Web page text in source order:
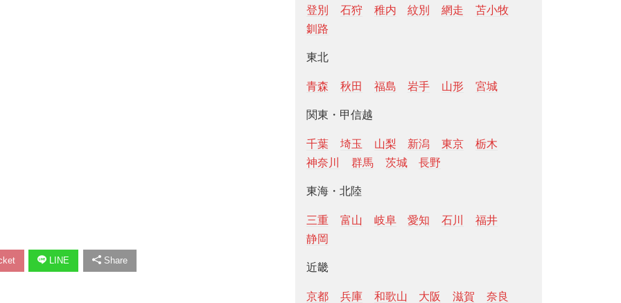
LINE Share
登別
石狩 稚内 紋別 網走
苫小牧
釧路
東北
青森 秋田 福島 岩手 山形 宮城
関東・甲信越
千葉 埼玉 山梨 新潟 東京
栃木
神奈川
群馬 茨城 長野
東海・北陸
三重 富山 岐阜 愛知 石川
福井
静岡
近畿
京都 兵庫 和歌山 大阪 滋賀 奈良